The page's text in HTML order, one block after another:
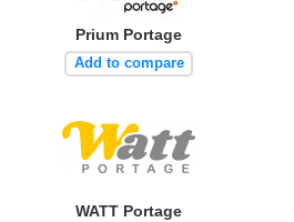
Prium Portage
Add to compare
WATT Portage